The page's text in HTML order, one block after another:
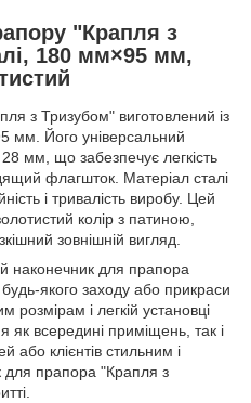
"Крапля з
180 мм×95 мм,
з Тризубом" виготовлений із
мм. Його універсальний
мм, що забезпечує легкість
флагшток. Матеріал сталі
і тривалість виробу. Цей
колір з патиною,
зовнішній вигляд.
наконечник для прапора
якого заходу або прикраси
розмірам і легкій установці
як всередині приміщень, так і
або клієнтів стильним і
для прапора "Крапля з